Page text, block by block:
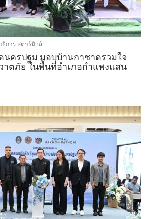
การ สตาร์นิวส์
นครปฐม มอบบ้านกาชาดรวมใจ
าตภัย ในพื้นที่อำเภอกำแพงแสน